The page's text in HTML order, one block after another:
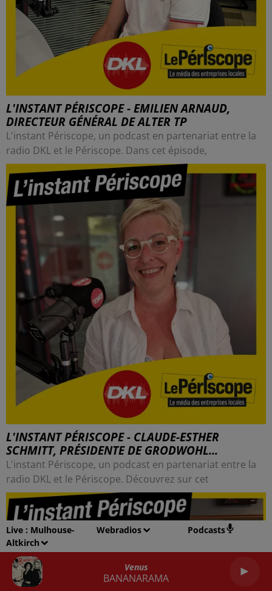
Live : Mulhouse-
Altkirch
Webradios Podcasts
Venus
BANANARAMA
L'INSTANT PÉRISCOPE - EMILIEN ARNAUD,
DIRECTEUR GÉNÉRAL DE ALTER TP
L'instant Périscope, un podcast en partenariat entre la
radio DKL et le Périscope. Dans cet épisode,
L'INSTANT PÉRISCOPE - CLAUDE-ESTHER
SCHMITT, PRÉSIDENTE DE GRODWOHL...
L'instant Périscope, un podcast en partenariat entre la
radio DKL et le Périscope. Découvrez sur cet